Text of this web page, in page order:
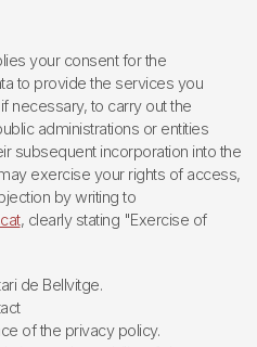
your consent for the
to provide the services you
necessary, to carry out the
administrations or entities
subsequent incorporation into the
exercise your rights of access,
by writing to
, clearly stating "Exercise of
de Bellvitge.
of the privacy policy.